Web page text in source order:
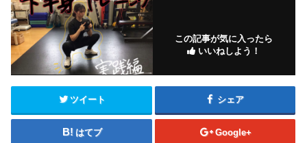
この記事が気に入ったら
いいねしよう！
ツイート シェア
はてブ Google+